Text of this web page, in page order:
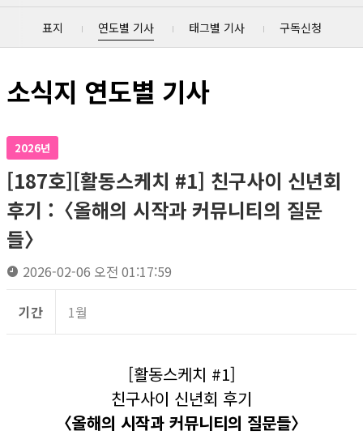
표지 연도별 기사 태그별 기사 구독신청
소식지 연도별 기사
2026년
[187호][활동스케치 #1] 친구사이 신년회
후기 :〈올해의 시작과 커뮤니티의 질문
들〉
2026-02-06 오전 01:17:59
기간 1월
[활동스케치 #1]
친구사이 신년회 후기
〈올해의 시작과 커뮤니티의 질문들〉